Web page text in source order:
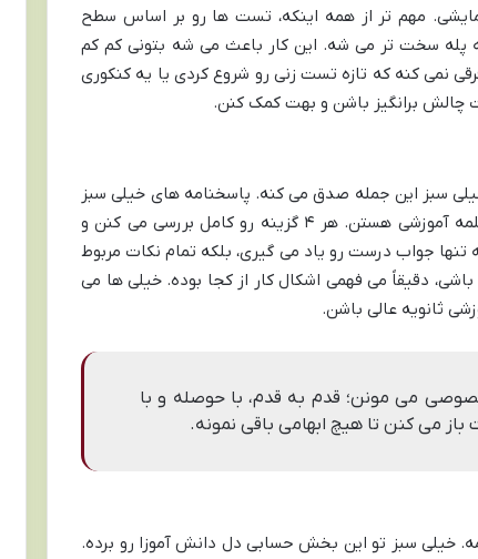
مهم تر از همه اینکه، تست ها رو بر اساس سطح
پله سخت تر می شه. این کار باعث می شه بتونی کم کم
نمی کنه که تازه تست زنی رو شروع کردی یا یه کنکوری
چالش برانگیز باشن و بهت کمک کنن.
سبز این جمله صدق می کنه. پاسخنامه های خیلی سبز
فقط جواب درست رو بهت نمی گن، بلکه به معنای واقعی کلمه آموزشی هستن. هر ۴ گزینه رو کامل بررسی می کنن و
جواب درست رو یاد می گیری، بلکه تمام نکات مربوط
دقیقاً می فهمی اشکال کار از کجا بوده. خیلی ها می
ثانویه عالی باشن.
می مونن؛ قدم به قدم، با حوصله و با
می کنن تا هیچ ابهامی باقی نمونه.
خیلی سبز تو این بخش حسابی دل دانش آموزا رو برده.